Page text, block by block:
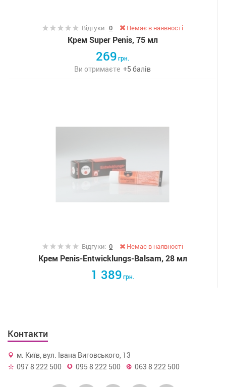
Відгуки:0 Немає в наявності
Крем Super Penis, 75 мл
269грн.
Ви отримаєте +5 балів
Відгуки:0 Немає в наявності
Крем Penis-Entwicklungs-Balsam, 28 мл
1 389грн.
Контакти
м. Київ, вул. Івана Виговського, 13
097 8 222 500
095 8 222 500 063 8 222 500